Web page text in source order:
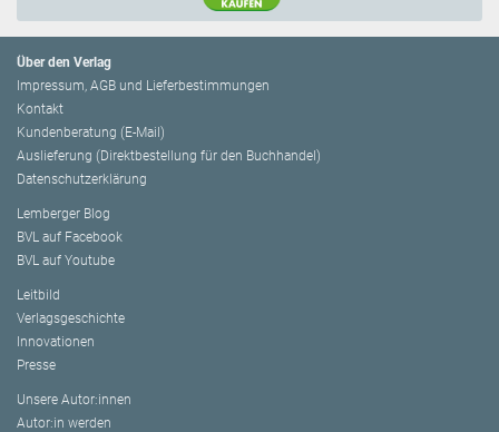
Über den Verlag
Impressum, AGB und Lieferbestimmungen
Kontakt
Kundenberatung (E-Mail)
Auslieferung (Direktbestellung für den Buchhandel)
Datenschutzerklärung
Lemberger Blog
BVL auf Facebook
BVL auf Youtube
Leitbild
Verlagsgeschichte
Innovationen
Presse
Unsere Autor:innen
Autor:in werden